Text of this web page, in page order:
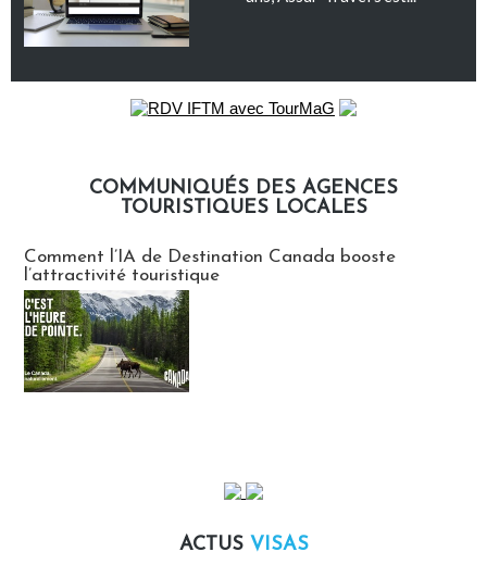
COMMUNIQUÉS DES AGENCES
TOURISTIQUES LOCALES
Comment l’IA de Destination Canada booste
l’attractivité touristique
ACTUS VISAS